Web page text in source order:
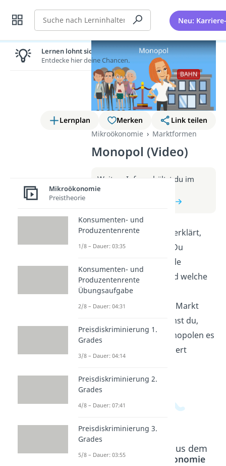
Suche Neu:
Lernplan Merken
Link teilen
Mikroökonomie
Marktformen
Monopol (Video)
Weitere Infos erhältst du im
Beitrag zum Video
In diesem Video wird erklärt,
was ein Monopol ist. Du
erfährst, wie Monopole
entstehen können und welche
Auswirkungen sie auf
Verbraucher und den Markt
haben. Außerdem lernst du,
welche Arten von Monopolen es
gibt und wie sie reguliert
Beliebte Inhalte aus dem
Bereich
Mikroökonomie
Lernen lohnt sich!
Entdecke hier deine Chancen.
Mikroökonomie
Preistheorie
Konsumenten- und
Produzentenrente
1/8 – Dauer: 03:35
Konsumenten- und
Produzentenrente
Übungsaufgabe
2/8 – Dauer: 04:31
Preisdiskriminierung 1.
Grades
3/8 – Dauer: 04:14
Preisdiskriminierung 2.
Grades
4/8 – Dauer: 07:41
Preisdiskriminierung 3.
Grades
5/8 – Dauer: 03:55